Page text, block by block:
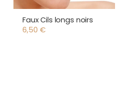
Faux Cils longs noirs
6,50 €